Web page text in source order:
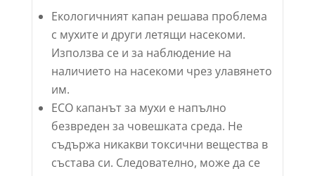
прозорец
VACO
2
бр.
Екологичният капан решава проблема
с мухите и други летящи насекоми.
Използва се и за наблюдение на
наличието на насекоми чрез улавянето
им.
ECO капанът за мухи е напълно
безвреден за човешката среда. Не
съдържа никакви токсични вещества в
състава си. Следователно, може да се